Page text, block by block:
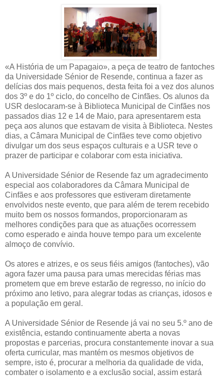
«A História de um Papagaio», a peça de teatro de fantoches
da Universidade Sénior de Resende, continua a fazer as
delícias dos mais pequenos, desta feita foi a vez dos alunos
dos 3º e do 1º ciclo, do concelho de Cinfães. Os alunos da
USR deslocaram-se à Biblioteca Municipal de Cinfães nos
passados dias 12 e 14 de Maio, para apresentarem esta
peça aos alunos que estavam de visita à Biblioteca. Nestes
dias, a Câmara Municipal de Cinfães teve como objetivo
divulgar um dos seus espaços culturais e a USR teve o
prazer de participar e colaborar com esta iniciativa.
A Universidade Sénior de Resende faz um agradecimento
especial aos colaboradores da Câmara Municipal de
Cinfães e aos professores que estiveram diretamente
envolvidos neste evento, que para além de terem recebido
muito bem os nossos formandos, proporcionaram as
melhores condições para que as atuações ocorressem
como esperado e ainda houve tempo para um excelente
almoço de convívio.
Os atores e atrizes, e os seus fiéis amigos (fantoches), vão
agora fazer uma pausa para umas merecidas férias mas
prometem que em breve estarão de regresso, no início do
próximo ano letivo, para alegrar todas as crianças, idosos e
a população em geral.
A Universidade Sénior de Resende já vai no seu 5.º ano de
existência, estando continuamente aberta a novas
propostas e parcerias, procura constantemente inovar a sua
oferta curricular, mas mantém os mesmos objetivos de
sempre, isto é, procurar a melhoria da qualidade de vida,
combater o isolamento e a exclusão social, assim estará